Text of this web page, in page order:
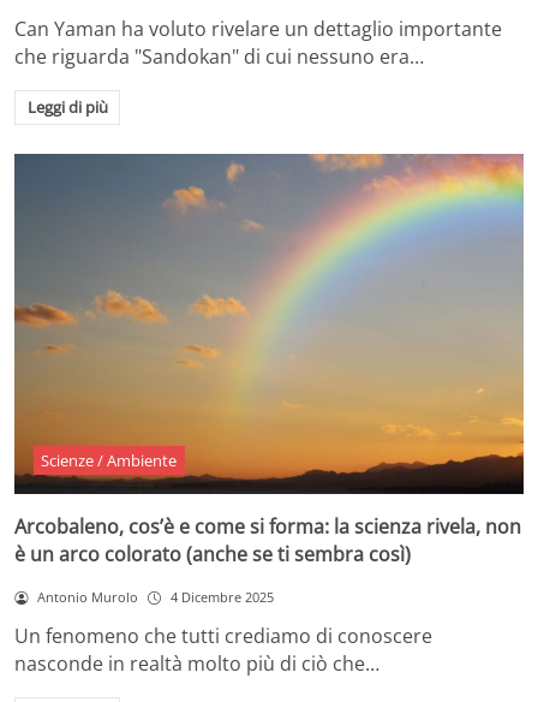
Can Yaman ha voluto rivelare un dettaglio importante
che riguarda "Sandokan" di cui nessuno era…
Leggi di più
Scienze / Ambiente
Arcobaleno, cos’è e come si forma: la scienza rivela, non
è un arco colorato (anche se ti sembra così)
Antonio Murolo 4 Dicembre 2025
Un fenomeno che tutti crediamo di conoscere
nasconde in realtà molto più di ciò che…